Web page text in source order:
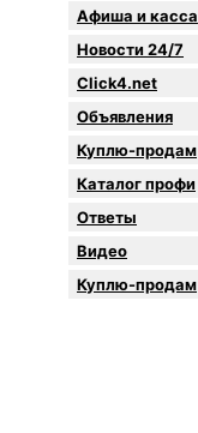
Афиша и касса
Новости 24/7
Click4.net
Объявления
Куплю-продам
Каталог профи
Oтветы
Видео
Куплю-продам